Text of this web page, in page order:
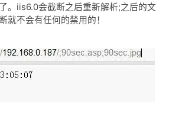
。iis6.0会截断之后重新解析;之后的文
就不会有任何的禁用的！